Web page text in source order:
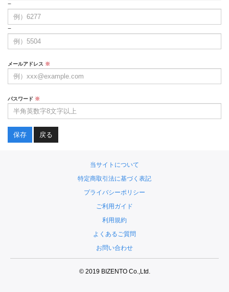
−
−
メールアドレス ※
パスワード ※
戻る
当サイトについて
特定商取引法に基づく表記
プライバシーポリシー
ご利用ガイド
利用規約
よくあるご質問
お問い合わせ
© 2019 BIZENTO Co.,Ltd.